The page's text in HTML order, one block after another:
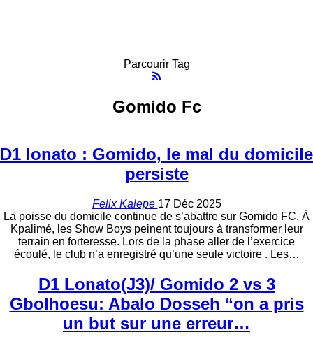
Parcourir Tag
Gomido Fc
D1 lonato : Gomido, le mal du domicile
persiste
Felix Kalepe 17 Déc 2025
La poisse du domicile continue de s’abattre sur Gomido FC. À
Kpalimé, les Show Boys peinent toujours à transformer leur
terrain en forteresse. Lors de la phase aller de l’exercice
écoulé, le club n’a enregistré qu’une seule victoire . Les…
D1 Lonato(J3)/ Gomido 2 vs 3
Gbolhoesu: Abalo Dosseh “on a pris
un but sur une erreur…